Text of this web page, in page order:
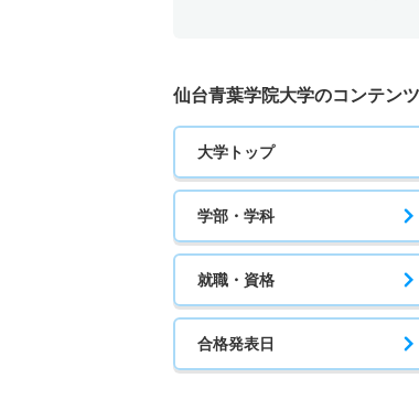
仙台青葉学院大学のコンテン
大学トップ
学部・学科
就職・資格
合格発表日